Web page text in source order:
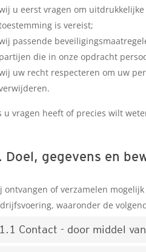
u eerst vragen om
is vereist;
passende
partijen die in onze opdracht
uw recht respecteren om uw
u vragen heeft of precies wilt
Doel, gegevens en
ontvangen of verzamelen
waaronder de
1.1 Contact - door middel